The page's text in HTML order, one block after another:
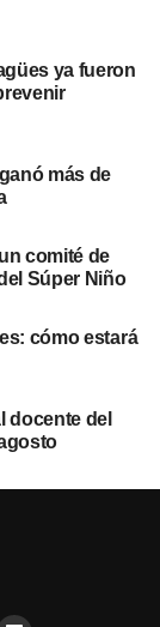
ya fueron
más de
comité de
Súper Niño
cómo estará
docente del